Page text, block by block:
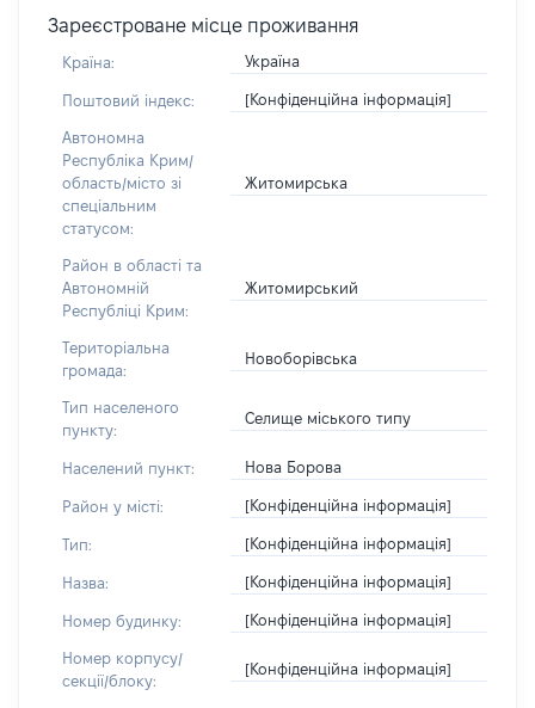
Зареєстроване місце проживання
Країна: Україна
Поштовий індекс: [Конфіденційна інформація]
Автономна
Республіка Крим/
область/місто зі
спеціальним
статусом:
Житомирська
Район в області та
Автономній
Республіці Крим:
Житомирський
Територіальна
громада:
Новоборівська
Тип населеного
пункту:
Селище міського типу
Населений пункт: Нова Борова
Район у місті: [Конфіденційна інформація]
Тип: [Конфіденційна інформація]
Назва: [Конфіденційна інформація]
Номер будинку: [Конфіденційна інформація]
Номер корпусу/
секції/блоку:
[Конфіденційна інформація]